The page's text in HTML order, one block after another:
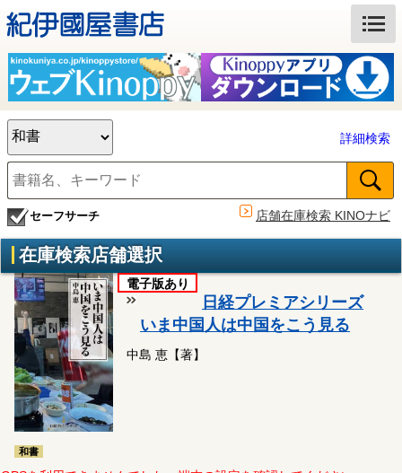
詳細検索
セーフサーチ 店舗在庫検索 KINOナビ
在庫検索店舗選択
和書
電子版あり
日経プレミアシリーズ
いま中国人は中国をこう見る
中島 恵【著】